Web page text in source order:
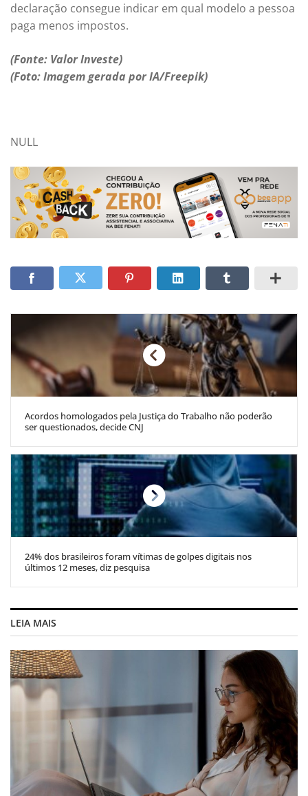
declaração consegue indicar em qual modelo a pessoa
paga menos impostos.
(Fonte: Valor Investe)
(Foto: Imagem gerada por IA/Freepik)
NULL
Acordos homologados pela Justiça do Trabalho não poderão
ser questionados, decide CNJ
24% dos brasileiros foram vítimas de golpes digitais nos
últimos 12 meses, diz pesquisa
LEIA MAIS